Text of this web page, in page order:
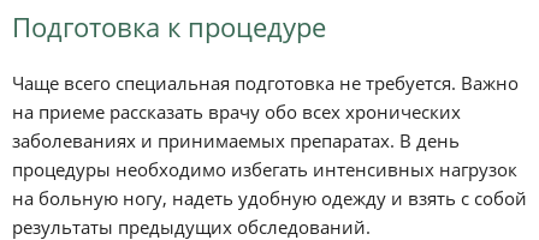
Подготовка к процедуре
Чаще всего специальная подготовка не требуется. Важно
на приеме рассказать врачу обо всех хронических
заболеваниях и принимаемых препаратах. В день
процедуры необходимо избегать интенсивных нагрузок
на больную ногу, надеть удобную одежду и взять с собой
результаты предыдущих обследований.